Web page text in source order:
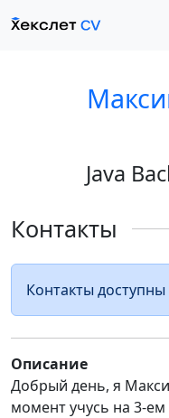
Java
Контакты
Контакты доступны
Описание
Добрый день, я
момент учусь на 3-